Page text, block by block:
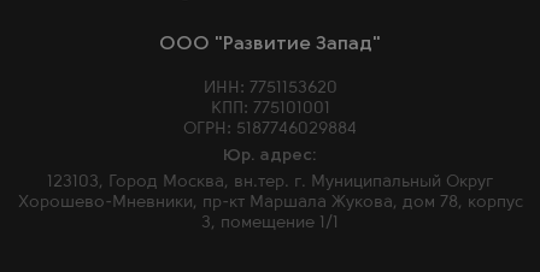
ООО "Развитие Запад"
ИНН: 7751153620
КПП: 775101001
ОГРН: 5187746029884
Юр. адрес:
123103, Город Москва, вн.тер. г. Муниципальный Округ
Хорошево-Мневники, пр-кт Маршала Жукова, дом 78, корпус
3, помещение 1/1